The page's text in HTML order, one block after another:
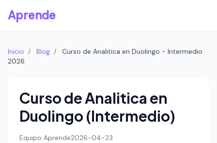
Aprende
Inicio / Blog /
Curso de Analitica en Duolingo - Intermedio
2026
Curso de Analitica en
Duolingo (Intermedio)
Equipo Aprende2026-04-23